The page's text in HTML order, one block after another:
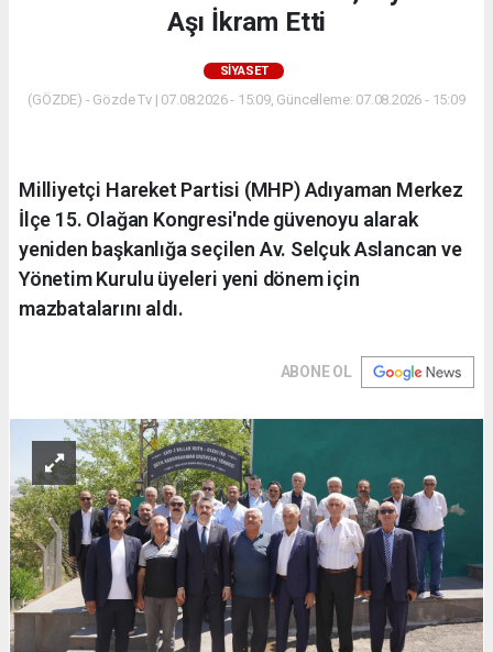
Aşı İkram Etti
SIYASET
(GÖZDE) - Gözde Tv | 07.08.2026 - 15:09, Güncelleme: 07.08.2026 - 15:09
Milliyetçi Hareket Partisi (MHP) Adıyaman Merkez
İlçe 15. Olağan Kongresi'nde güvenoyu alarak
yeniden başkanlığa seçilen Av. Selçuk Aslancan ve
Yönetim Kurulu üyeleri yeni dönem için
mazbatalarını aldı.
ABONE OL